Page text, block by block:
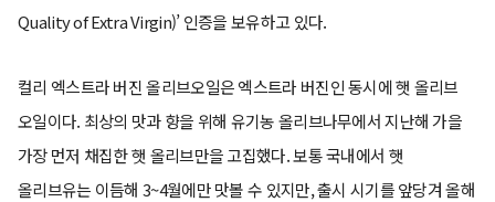
Quality of Extra Virgin)’ 인증을 보유하고 있다.
컬리 엑스트라 버진 올리브오일은 엑스트라 버진인 동시에 햇 올리브
오일이다. 최상의 맛과 향을 위해 유기농 올리브나무에서 지난해 가을
가장 먼저 채집한 햇 올리브만을 고집했다. 보통 국내에서 햇
올리브유는 이듬해 3~4월에만 맛볼 수 있지만, 출시 시기를 앞당겨 올해